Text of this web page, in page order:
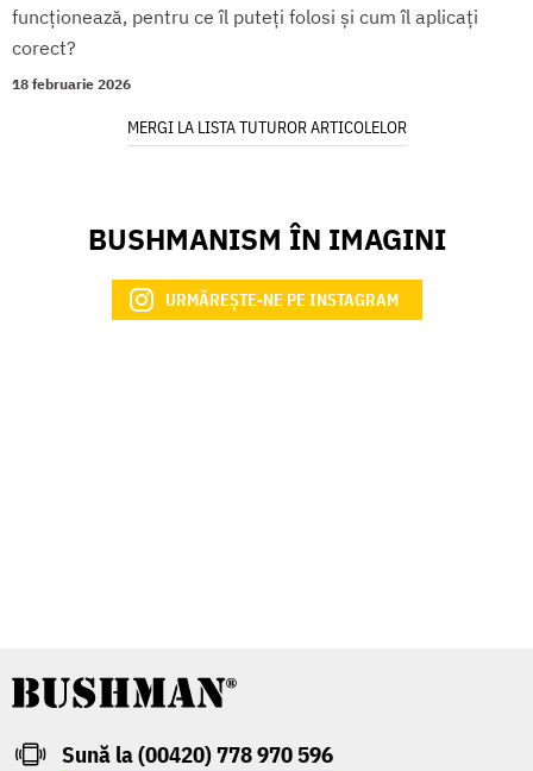
funcționează, pentru ce îl puteți folosi și cum îl aplicați
corect?
18 februarie 2026
MERGI LA LISTA TUTUROR ARTICOLELOR
BUSHMANISM ÎN IMAGINI
URMĂREȘTE-NE PE INSTAGRAM
Sună la (00420) 778 970 596